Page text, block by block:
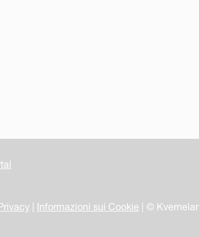
Informazioni sui Cookie | ©